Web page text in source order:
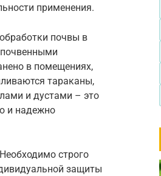
применения.
почвы в
в помещениях,
тараканы,
и дустами – это
и надежно
строго
защиты